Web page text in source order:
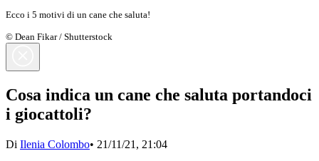
Ecco i 5 motivi di un cane che saluta!
© Dean Fikar / Shutterstock
Cosa indica un cane che saluta portandoci
i giocattoli?
Di Ilenia Colombo• 21/11/21, 21:04